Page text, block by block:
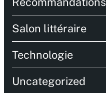
Salon littéraire
Technologie
Uncategorized